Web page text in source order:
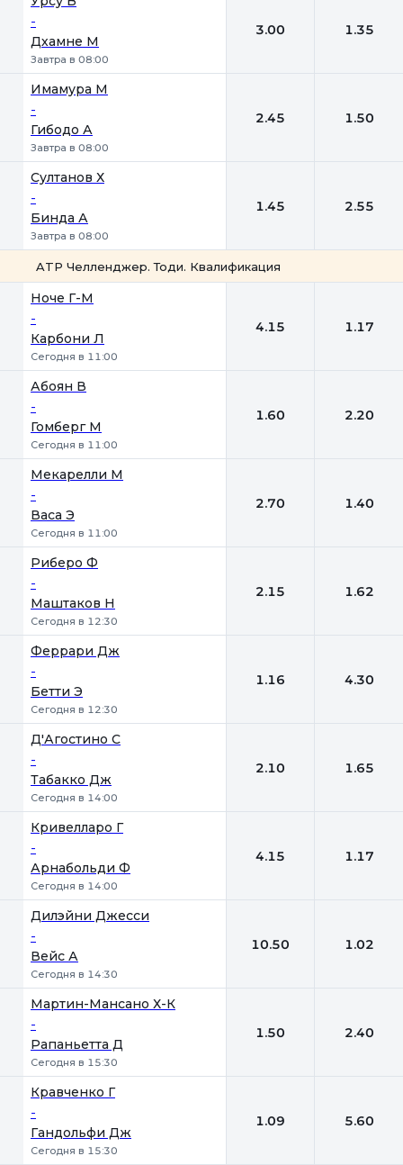
-
Дхамне М
Завтра в 08:00
3.00 1.35
Имамура М
-
Гибодо А
Завтра в 08:00
2.45 1.50
Султанов Х
-
Бинда А
Завтра в 08:00
1.45 2.55
ATP Челленджер. Тоди. Квалификация
Ноче Г-М
-
Карбони Л
Сегодня в 11:00
4.15 1.17
Абоян В
-
Гомберг М
Сегодня в 11:00
1.60 2.20
Мекарелли М
-
Васа Э
Сегодня в 11:00
2.70 1.40
Риберо Ф
-
Маштаков Н
Сегодня в 12:30
2.15 1.62
Феррари Дж
-
Бетти Э
Сегодня в 12:30
1.16 4.30
Д'Агостино С
-
Табакко Дж
Сегодня в 14:00
2.10 1.65
Кривелларо Г
-
Арнабольди Ф
Сегодня в 14:00
4.15 1.17
Дилэйни Джесси
-
Вейс А
Сегодня в 14:30
10.50 1.02
Мартин-Мансано Х-К
-
Рапаньетта Д
Сегодня в 15:30
1.50 2.40
Кравченко Г
-
Гандольфи Дж
Сегодня в 15:30
1.09 5.60